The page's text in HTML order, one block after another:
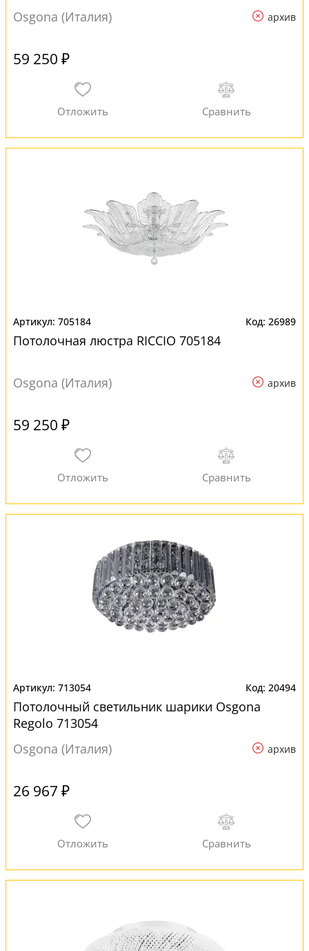
Osgona (Италия) архив
59 250 ₽
705184 26989
Потолочная люстра RICCIO 705184
Osgona (Италия) архив
59 250 ₽
713054 20494
Потолочный светильник шарики Osgona
Regolo 713054
Osgona (Италия)
архив
26 967 ₽